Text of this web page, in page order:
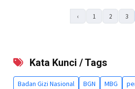
‹ 1 2 3
Kata Kunci / Tags
Badan Gizi Nasional BGN MBG